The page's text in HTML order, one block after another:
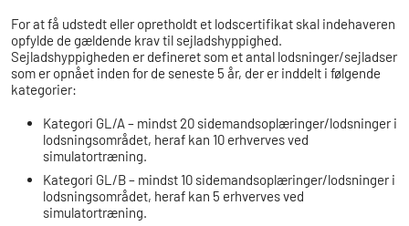
For at få udstedt eller opretholdt et lodscertifikat skal indehaveren
opfylde de gældende krav til sejladshyppighed.
Sejladshyppigheden er defineret som et antal lodsninger/sejladser
som er opnået inden for de seneste 5 år, der er inddelt i følgende
kategorier:
Kategori GL/A – mindst 20 sidemandsoplæringer/lodsninger i
lodsningsområdet, heraf kan 10 erhverves ved
simulatortræning.
Kategori GL/B – mindst 10 sidemandsoplæringer/lodsninger i
lodsningsområdet, heraf kan 5 erhverves ved
simulatortræning.